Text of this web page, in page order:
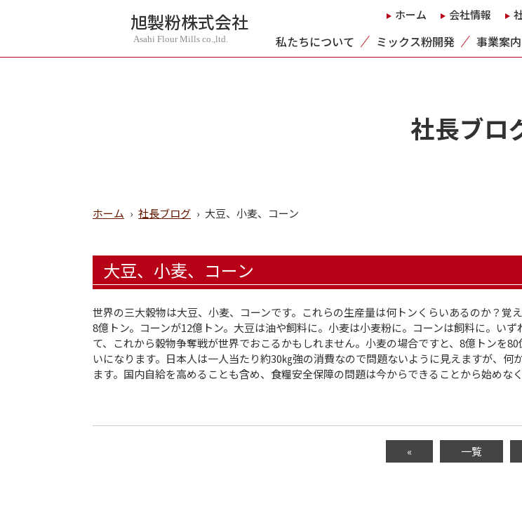
旭製粉株式会社
Asahi Flour Mills co.,ltd.
ホーム 会社情報
私たちについて ミックス粉開発 事業案内
社長ブロ
ホーム › 社長ブログ › 大豆、小麦、コーン
大豆、小麦、コーン
世界の三大穀物は大豆、小麦、コーンです。これらの生産量は何トンくらいあるのか？
8億トン。コーンが12億トン。大豆は油や飼料に。小麦は小麦粉に。コーンは飼料に。い
て、これから穀物争奪戦が世界でおこるかもしれません。小麦の場合ですと、8億トンを
いになります。日本人は一人当たり約30㎏強の消費なので問題ないように見えますが、
ます。国内自給を高めることも含め、食糧安全保障の問題は今からできることから始めな
« 一覧